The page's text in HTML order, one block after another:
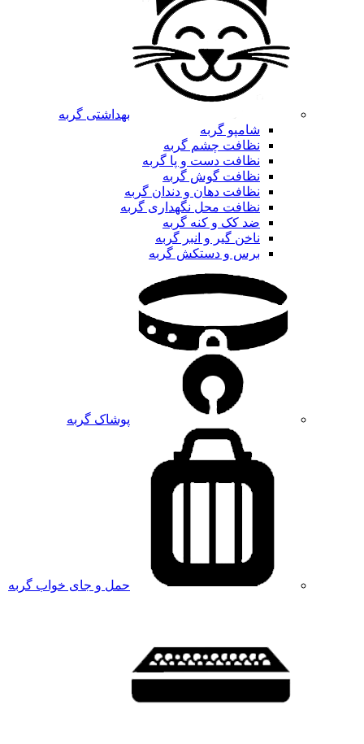
بهداشتی گربه
شامپو گربه
نظافت چشم گربه
نظافت دست و پا گربه
نظافت گوش گربه
نظافت دهان و دندان گربه
نظافت محل نگهداری گربه
ضد کک و کنه گربه
ناخن گیر و انبر گربه
برس و دستکش گربه
پوشاک گربه
حمل و جای خواب گربه